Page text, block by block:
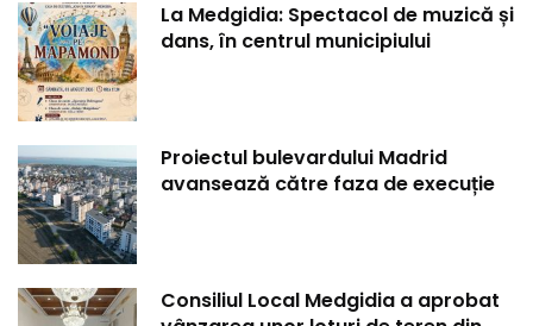
La Medgidia: Spectacol de muzică și
dans, în centrul municipiului
Proiectul bulevardului Madrid
avansează către faza de execuție
Consiliul Local Medgidia a aprobat